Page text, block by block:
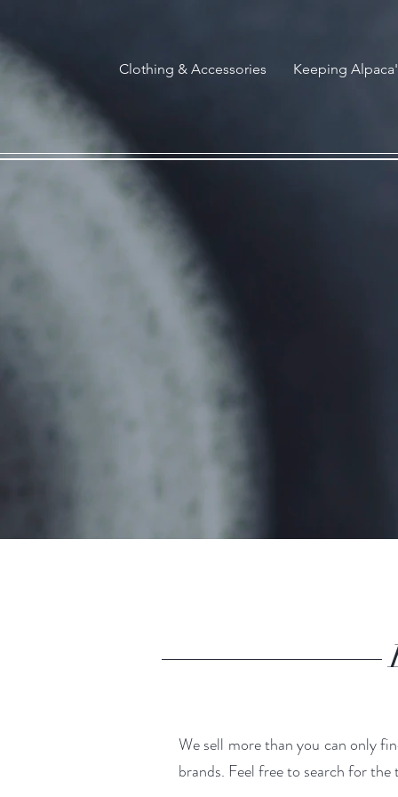
Clothing & Accessories Keeping
We sell more than you can only
brands. Feel free to search for